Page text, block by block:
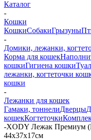
Каталог
-
Кошки
КошкиСобакиГрызуны
-
Домики, лежанки,
Корма для кошек
кошкиГигиена кошки
лежанки, когтеточки
кошки
-
Лежанки для кошек
Гамаки, тоннелиДверцы
кошекКогтеточки
-XODY Лежак Премиум
44х37х17см